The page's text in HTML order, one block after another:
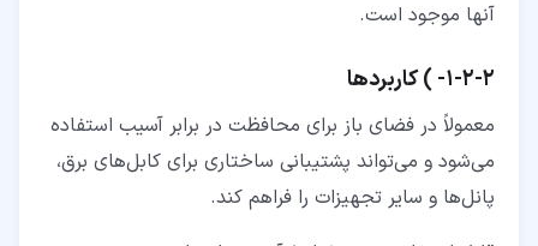
آنها موجود است.
۲‏-‏۲‏-‏۱‏- ) کاربردها
معمولاً در فضای باز برای محافظت در برابر آسیب استفاده
می‌شود و می‌تواند پشتیبانی ساختاری برای کابل‌های برق،
پانل‌ها و سایر تجهیزات را فراهم کند.